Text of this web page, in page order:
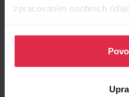
zpracováním osobních
osobních údajů.
principu zamezení
je stěžejní pro vznik
této látky najdete